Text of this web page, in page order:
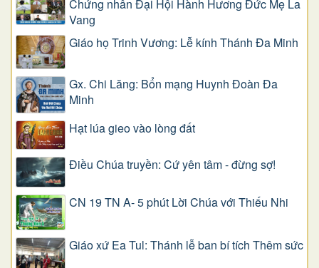
Chứng nhân Đại Hội Hành Hương Đức Mẹ La
Vang
Giáo họ Trinh Vương: Lễ kính Thánh Đa Minh
Gx. Chi Lăng: Bổn mạng Huynh Đoàn Đa
Minh
Hạt lúa gieo vào lòng đất
Điều Chúa truyền: Cứ yên tâm - đừng sợ!
CN 19 TN A- 5 phút Lời Chúa với Thiếu Nhi
Giáo xứ Ea Tul: Thánh lễ ban bí tích Thêm sức